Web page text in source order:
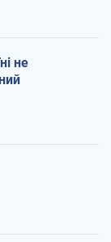
не